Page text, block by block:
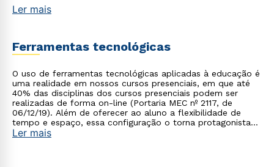
Ler mais
Ferramentas tecnológicas
O uso de ferramentas tecnológicas aplicadas à educação é
uma realidade em nossos cursos presenciais, em que até
40% das disciplinas dos cursos presenciais podem ser
realizadas de forma on-line (Portaria MEC nº 2117, de
06/12/19). Além de oferecer ao aluno a flexibilidade de
tempo e espaço, essa configuração o torna protagonista
no processo de construção do seu conhecimento.
Ler mais